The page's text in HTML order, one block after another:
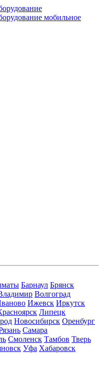
мобильное
Барнаул Брянск
Волгоград
Ижевск Иркутск
Липецк
Новосибирск Оренбург
Самара
Смоленск Тамбов Тверь
Уфа Хабаровск